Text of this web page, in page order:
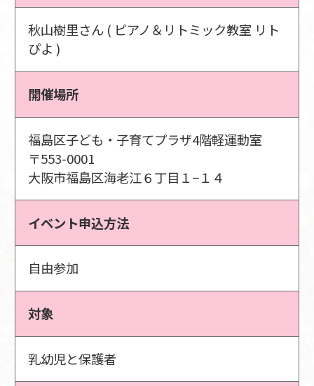
秋山樹里さん ( ピアノ＆リトミック教室 リト
ぴよ )
開催場所
福島区子ども・子育てプラザ4階軽運動室
〒553-0001
大阪市福島区海老江６丁目１−１４
イベント申込方法
自由参加
対象
乳幼児と保護者